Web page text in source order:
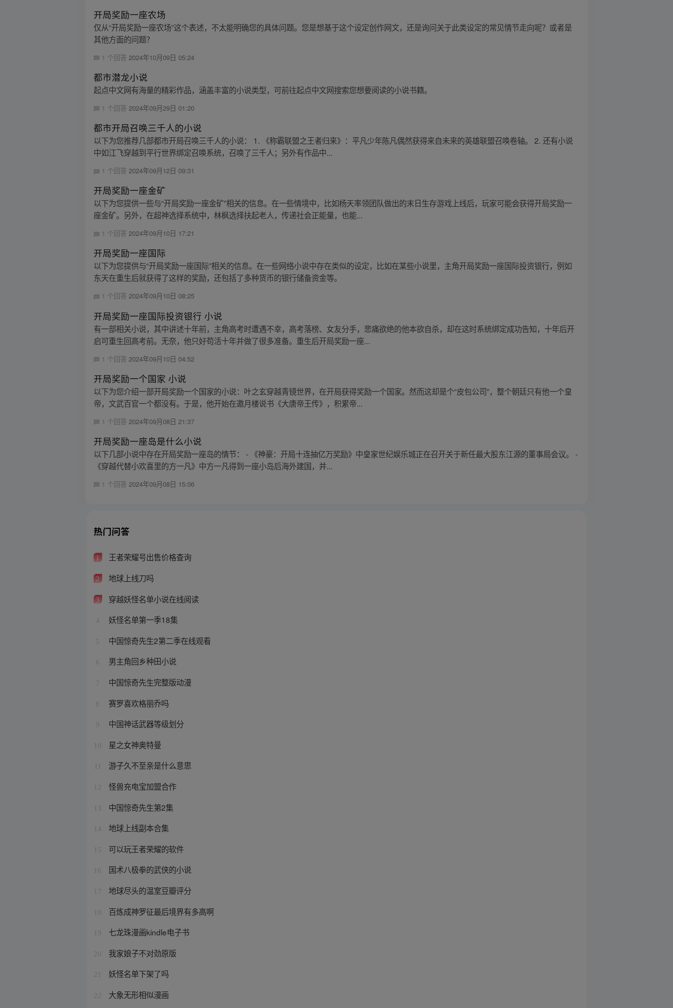
开局奖励一座农场
仅从“开局奖励一座农场”这个表述，不太能明确您的具体问题。您是想基于这个设定创作网文，还是询问关于此类设定的常见情节走向呢？或者是
其他方面的问题？
1 个回答 2024年10月09日 05:24
都市潜龙小说
起点中文网有海量的精彩作品，涵盖丰富的小说类型，可前往起点中文网搜索您想要阅读的小说书籍。
1 个回答 2024年09月29日 01:20
都市开局召唤三千人的小说
以下为您推荐几部都市开局召唤三千人的小说： 1. 《称霸联盟之王者归来》：平凡少年陈凡偶然获得来自未来的英雄联盟召唤卷轴。 2. 还有小说
中如江飞穿越到平行世界绑定召唤系统，召唤了三千人；另外有作品中...
1 个回答2024年09月12日 09:31
开局奖励一座金矿
以下为您提供一些与“开局奖励一座金矿”相关的信息。在一些情境中，比如杨天率领团队做出的末日生存游戏上线后，玩家可能会获得开局奖励一
座金矿。另外，在超神选择系统中，林枫选择扶起老人，传递社会正能量，也能...
1 个回答2024年09月10日 17:21
开局奖励一座国际
以下为您提供与“开局奖励一座国际”相关的信息。在一些网络小说中存在类似的设定，比如在某些小说里，主角开局奖励一座国际投资银行，例如
东天在重生后就获得了这样的奖励，还包括了多种货币的银行储备资金等。
1 个回答2024年09月10日 08:25
开局奖励一座国际投资银行 小说
有一部相关小说，其中讲述十年前，主角高考时遭遇不幸，高考落榜、女友分手，悲痛欲绝的他本欲自杀，却在这时系统绑定成功告知，十年后开
启可重生回高考前。无奈，他只好苟活十年并做了很多准备。重生后开局奖励一座...
1 个回答 2024年09月10日 04:52
开局奖励一个国家 小说
以下为您介绍一部开局奖励一个国家的小说：叶之玄穿越青镜世界，在开局获得奖励一个国家。然而这却是个“皮包公司”，整个朝廷只有他一个皇
帝，文武百官一个都没有。于是，他开始在邀月楼说书《大唐帝王传》，积累帝...
1 个回答 2024年09月08日 21:37
开局奖励一座岛是什么小说
以下几部小说中存在开局奖励一座岛的情节： - 《神豪：开局十连抽亿万奖励》中皇家世纪娱乐城正在召开关于新任最大股东江源的董事局会议。 -
《穿越代替小欢喜里的方一凡》中方一凡得到一座小岛后海外建国，并...
1 个回答2024年09月08日 15:06
热门问答
1 王者荣耀号出售价格查询
2 地球上线刀吗
3 穿越妖怪名单小说在线阅读
4 妖怪名单第一季18集
5 中国惊奇先生2第二季在线观看
6 男主角回乡种田小说
7 中国惊奇先生完整版动漫
8 赛罗喜欢格丽乔吗
9 中国神话武器等级划分
10 星之女神奥特曼
游子久不至亲是什么意思
12 怪兽充电宝加盟合作
13 中国惊奇先生第2集
14 地球上线副本合集
15 可以玩王者荣耀的软件
16 国术八极拳的武侠的小说
17 地球尽头的温室豆瓣评分
18 百炼成神罗征最后境界有多高啊
19 七龙珠漫画kindle电子书
20 我家娘子不对劲原版
21 妖怪名单下架了吗
22 大象无形相似漫画